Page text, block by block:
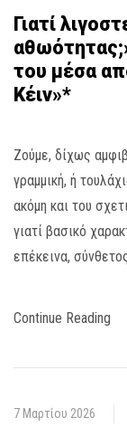
Γιατί
του μέσα
Κέιν»*
Ζούμε, δίχως
γραμμική, ή
ακόμη και του
γιατί βασικό
επέκεινα,
Continue Reading
7 Μαρτίου 2026